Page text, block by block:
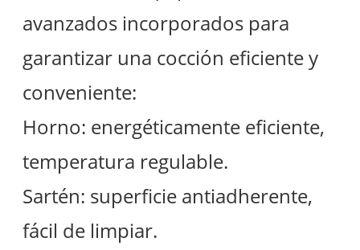
avanzados incorporados para
garantizar una cocción eficiente y
conveniente:
Horno: energéticamente eficiente,
temperatura regulable.
Sartén: superficie antiadherente,
fácil de limpiar.